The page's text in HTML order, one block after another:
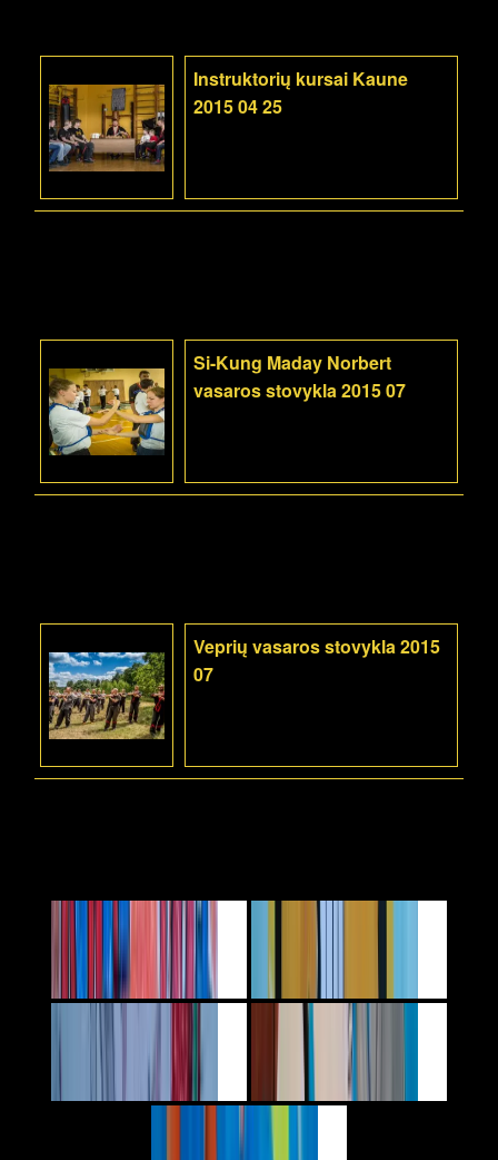
Instruktorių kursai Kaune
2015 04 25
Si-Kung Maday Norbert
vasaros stovykla 2015 07
Veprių vasaros stovykla 2015
07